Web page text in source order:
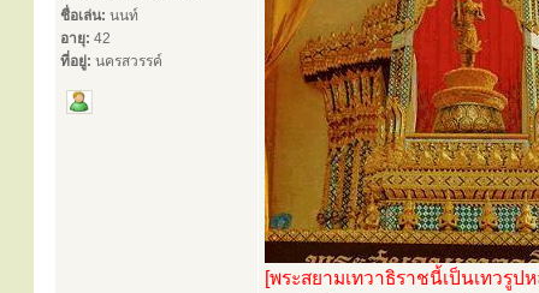
ชื่อเล่น: นนท์
อายุ: 42
ที่อยู่: นครสวรรค์
[พระสยามเทวาธิราชนี้เป็นเทวรูป